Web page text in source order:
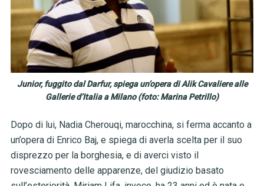
Junior, fuggito dal Darfur, spiega un’opera di Alik Cavaliere alle
Gallerie d’Italia a Milano (foto: Marina Petrillo)
Dopo di lui, Nadia Cherouqi, marocchina, si ferma accanto a
un’opera di Enrico Baj, e spiega di averla scelta per il suo
disprezzo per la borghesia, e di averci visto il
rovesciamento delle apparenze, del giudizio basato